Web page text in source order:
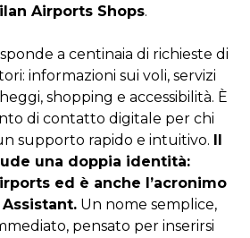
Airports Shops.
a centinaia di richieste di
informazioni sui voli, servizi
shopping e accessibilità. È
di contatto digitale per chi
supporto rapido e intuitivo. Il
una doppia identità:
ed è anche l’acronimo
Un nome semplice,
pensato per inserirsi